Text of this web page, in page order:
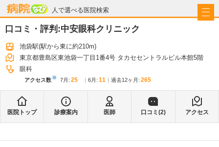
人で選べる医院検索
病院なび
口コミ・評判:中安眼科クリニック
池袋駅(駅から東に約210m)
東京都豊島区東池袋一丁目1番4号 タカセセントラルビル本館5階
眼科
アクセス数※ 7月 : 25 6月 : 11 過去12ヶ月: 265
医院トップ 診療案内 医師 口コミ(2) アクセス